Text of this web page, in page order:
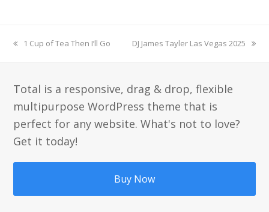
previous
1 Cup of Tea Then I’ll Go
next
DJ James Tayler Las Vegas 2025
Total is a responsive, drag & drop, flexible
multipurpose WordPress theme that is
perfect for any website. What's not to love?
Get it today!
Buy Now